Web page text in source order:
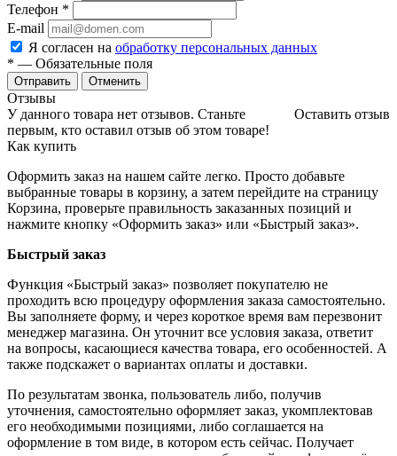
Телефон *
E-mail
Я согласен на обработку персональных данных
* — Обязательные поля
Отменить
Отзывы
Оставить отзыв
У данного товара нет отзывов. Станьте
первым, кто оставил отзыв об этом товаре!
Как купить
Оформить заказ на нашем сайте легко. Просто добавьте
выбранные товары в корзину, а затем перейдите на страницу
Корзина, проверьте правильность заказанных позиций и
нажмите кнопку «Оформить заказ» или «Быстрый заказ».
Быстрый заказ
Функция «Быстрый заказ» позволяет покупателю не
проходить всю процедуру оформления заказа самостоятельно.
Вы заполняете форму, и через короткое время вам перезвонит
менеджер магазина. Он уточнит все условия заказа, ответит
на вопросы, касающиеся качества товара, его особенностей. А
также подскажет о вариантах оплаты и доставки.
По результатам звонка, пользователь либо, получив
уточнения, самостоятельно оформляет заказ, укомплектовав
его необходимыми позициями, либо соглашается на
оформление в том виде, в котором есть сейчас. Получает